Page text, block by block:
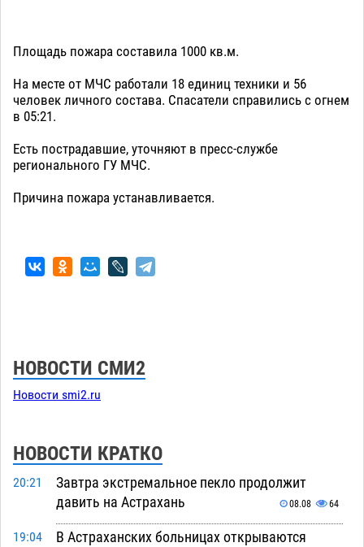
Площадь пожара составила 1000 кв.м.
На месте от МЧС работали 18 единиц техники и 56
человек личного состава. Спасатели справились с огнем
в 05:21.
Есть пострадавшие, уточняют в пресс-службе
регионального ГУ МЧС.
Причина пожара устанавливается.
НОВОСТИ СМИ2
Новости smi2.ru
НОВОСТИ КРАТКО
20:21
Завтра экстремальное пекло продолжит
давить на Астрахань
08.08 64
19:04
В Астраханских больницах открываются